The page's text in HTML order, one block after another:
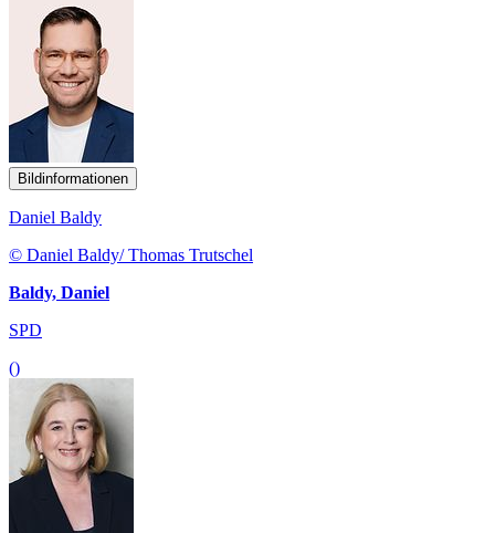
Bildinformationen
Daniel Baldy
© Daniel Baldy/ Thomas Trutschel
Baldy, Daniel
SPD
()